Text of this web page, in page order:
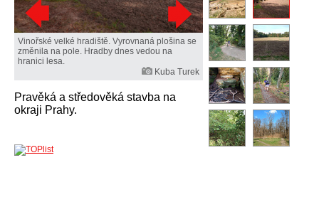
Vinořské velké hradiště. Vyrovnaná plošina se
změnila na pole. Hradby dnes vedou na
hranici lesa.
Kuba Turek
Pravěká a středověká stavba na
okraji Prahy.